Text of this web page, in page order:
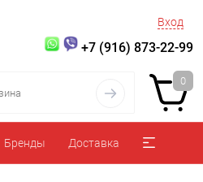
Вход
+7 (916) 873-22-99
0
Бренды Доставка